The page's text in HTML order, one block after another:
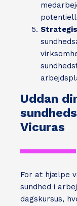
Uddan
Vicuras
For at hjælpe
sundhed i
dagskursus,